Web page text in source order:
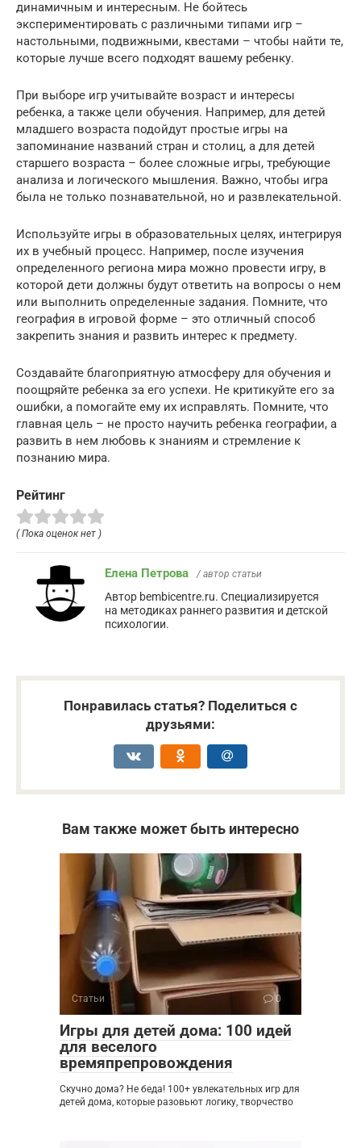
динамичным и интересным. Не бойтесь
экспериментировать с различными типами игр –
настольными, подвижными, квестами – чтобы найти те,
которые лучше всего подходят вашему ребенку.
При выборе игр учитывайте возраст и интересы
ребенка, а также цели обучения. Например, для детей
младшего возраста подойдут простые игры на
запоминание названий стран и столиц, а для детей
старшего возраста – более сложные игры, требующие
анализа и логического мышления. Важно, чтобы игра
была не только познавательной, но и развлекательной.
Используйте игры в образовательных целях, интегрируя
их в учебный процесс. Например, после изучения
определенного региона мира можно провести игру, в
которой дети должны будут ответить на вопросы о нем
или выполнить определенные задания. Помните, что
география в игровой форме – это отличный способ
закрепить знания и развить интерес к предмету.
Создавайте благоприятную атмосферу для обучения и
поощряйте ребенка за его успехи. Не критикуйте его за
ошибки, а помогайте ему их исправлять. Помните, что
главная цель – не просто научить ребенка географии, а
развить в нем любовь к знаниям и стремление к
познанию мира.
Рейтинг
( Пока оценок нет )
Елена Петрова / автор статьи
Автор bembicentre.ru. Специализируется
на методиках раннего развития и детской
психологии.
Понравилась статья? Поделиться с
друзьями:
Вам также может быть интересно
Статьи 0
Игры для детей дома: 100 идей
для веселого
времяпрепровождения
Скучно дома? Не беда! 100+ увлекательных игр для
детей дома, которые разовьют логику, творчество